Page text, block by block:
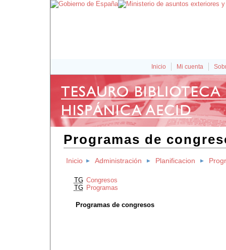
Inicio Mi cuenta
Programas de
Inicio Administración Planificacion
TG Congresos
TG Programas
Programas de congresos